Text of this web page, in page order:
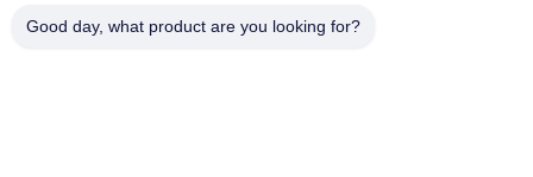
Jiangsu Shengman Drying Equipment
Good day, what product are you looking for?